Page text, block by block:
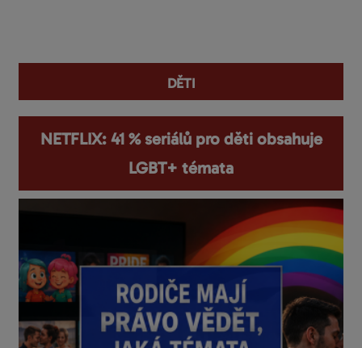
děti
NETFLIX: 41 % seriálů pro děti obsahuje
LGBT+ témata